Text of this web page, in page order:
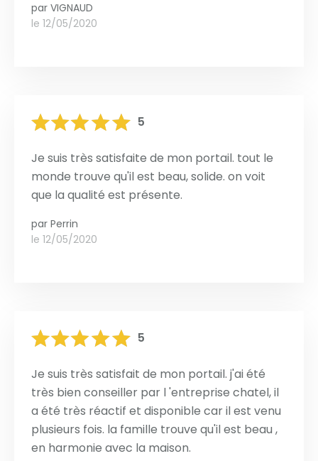
par VIGNAUD
le 12/05/2020
5
Je suis très satisfaite de mon portail. tout le
monde trouve qu'il est beau, solide. on voit
que la qualité est présente.
par Perrin
le 12/05/2020
5
Je suis très satisfait de mon portail. j'ai été
très bien conseiller par l 'entreprise chatel, il
a été très réactif et disponible car il est venu
plusieurs fois. la famille trouve qu'il est beau ,
en harmonie avec la maison.